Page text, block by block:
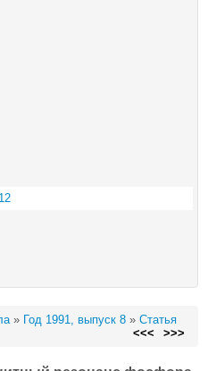
12
» Год 1991, выпуск 8 » Статья
<<< >>>